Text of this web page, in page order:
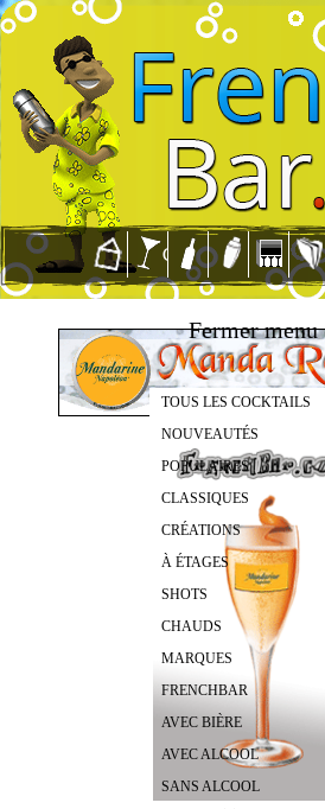
Fermer menu
TOUS LES COCKTAILS
NOUVEAUTÉS
POPULAIRES
CLASSIQUES
CRÉATIONS
À ÉTAGES
SHOTS
CHAUDS
MARQUES
FRENCHBAR
AVEC BIÈRE
AVEC ALCOOL
SANS ALCOOL